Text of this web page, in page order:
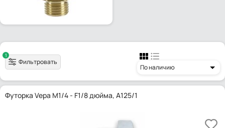
1
Фильтровать
По наличию
Футорка Vepa M1/4 - F1/8 дюйма, A125/1